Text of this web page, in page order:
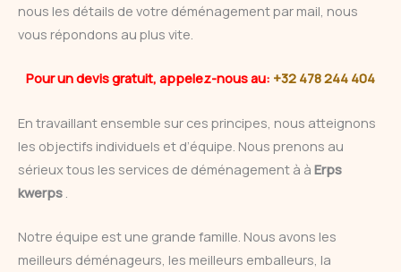
nous les détails de votre déménagement par mail, nous
vous répondons au plus vite.
Pour un devis gratuit, appelez-nous au: +32 478 244 404
En travaillant ensemble sur ces principes, nous atteignons
les objectifs individuels et d’équipe. Nous prenons au
sérieux tous les services de déménagement à à Erps
kwerps
Notre équipe est une grande famille. Nous avons les
meilleurs déménageurs, les meilleurs emballeurs, la